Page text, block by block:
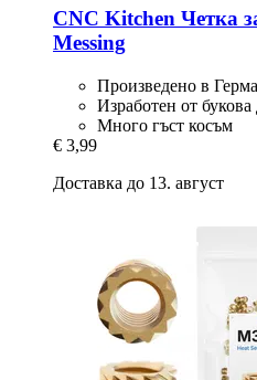
CNC Kitchen Четка
Messing
Произведено в
Изработен от букова
Много гъст косъм
€ 3,99
Доставка до 13. август